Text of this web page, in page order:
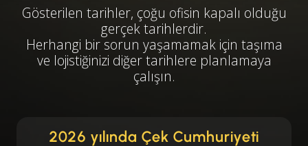
Gösterilen tarihler, çoğu ofisin kapalı olduğu
gerçek tarihlerdir.
Herhangi bir sorun yaşamamak için taşıma
ve lojistiğinizi diğer tarihlere planlamaya
çalışın.
2026 yılında Çek Cumhuriyeti